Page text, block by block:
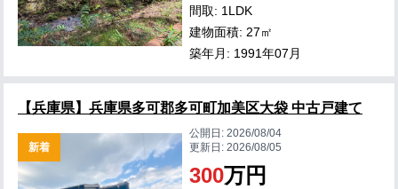
間取: 1LDK
建物面積: 27㎡
築年月: 1991年07月
【兵庫県】兵庫県多可郡多可町加美区大袋 中古戸建て
新着
公開日:2026/08/04
更新日:2026/08/05
300万円